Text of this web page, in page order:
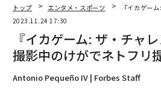
関連記事
ネトフリで「ドキュメンタリー番組」の人気
独占
トップ エンタメ・スポーツ
『イカゲー
2023.11.24 17:30
『イカゲーム: ザ・チャ
撮影中のけがでネトフリ
Antonio Pequeño IV | Forbes Staff